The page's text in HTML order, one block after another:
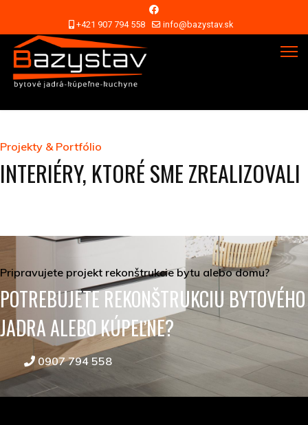
+421 907 794 558 info@bazystav.sk
Projekty & Portfólio
INTERIÉRY, KTORÉ SME ZREALIZOVALI
Pripravujete projekt rekonštrukcie bytu alebo domu?
POTREBUJETE REKONŠTRUKCIU BYTOVÉHO
JADRA ALEBO KÚPEĽNE?
0907 794 558